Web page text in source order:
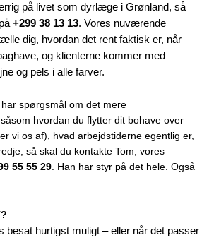
på livet som dyrlæge i Grønland, så
+299 38 13 13. Vores nuværende
dig, hvordan det rent faktisk er, når
og klienterne kommer med
og pels i alle farver.
spørgsmål om det mere
hvordan du flytter dit bohave over
vi os af), hvad arbejdstiderne egentlig er,
så skal du kontakte Tom, vores
55 55 29. Han har styr på det hele. Også
besat hurtigst muligt – eller når det passer